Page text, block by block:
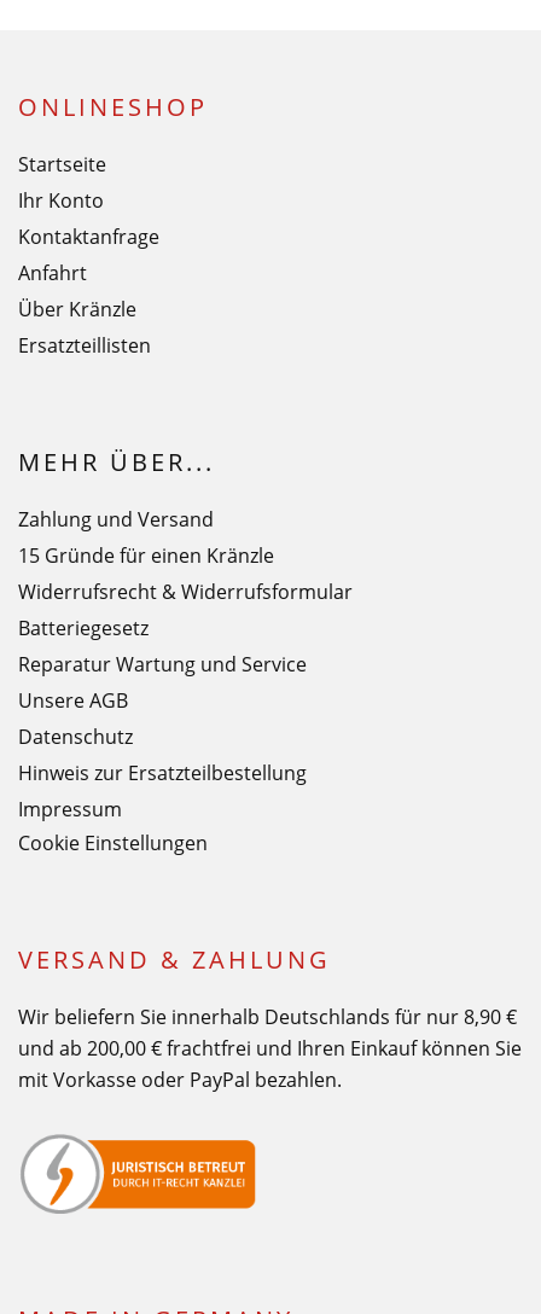
ONLINESHOP
Startseite
Ihr Konto
Kontaktanfrage
Anfahrt
Über Kränzle
Ersatzteillisten
MEHR ÜBER...
Zahlung und Versand
15 Gründe für einen Kränzle
Widerrufsrecht & Widerrufsformular
Batteriegesetz
Reparatur Wartung und Service
Unsere AGB
Datenschutz
Hinweis zur Ersatzteilbestellung
Impressum
Cookie Einstellungen
VERSAND & ZAHLUNG
Wir beliefern Sie innerhalb Deutschlands für nur 8,90 €
und ab 200,00 € frachtfrei und Ihren Einkauf können Sie
mit Vorkasse oder PayPal bezahlen.